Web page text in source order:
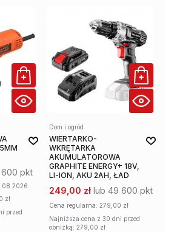
600 pkt
zł
przed
Dom i ogród
WIERTARKO-
WKRĘTARKA
AKUMULATOROWA
GRAPHITE ENERGY+ 18V,
LI-ION, AKU 2AH, ŁAD
249,00 zł lub 49 600 pkt
Cena regularna: 279,00 zł
Najniższa cena z 30 dni przed
obniżką: 279,00 zł